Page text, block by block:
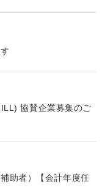
協賛企業募集のご
助者）【会計年度任